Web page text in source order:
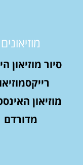
מוזיאונים
סיור מוזיאון
מוזיאון
מדורדם